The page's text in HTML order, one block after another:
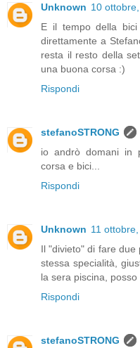
Unknown 10
E il tempo della
direttamente a
resta il resto della
una buona corsa :)
Rispondi
stefanoSTRONG
io andrò domani in
corsa e bici...
Rispondi
Unknown 11
Il "divieto" di fare due
stessa specialità,
la sera piscina,
Rispondi
stefanoSTRONG